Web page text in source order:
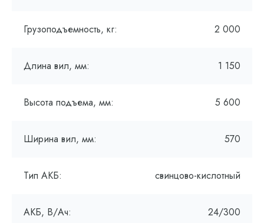
Грузоподъемность, кг: 2 000
Длина вил, мм: 1 150
Высота подъема, мм: 5 600
Ширина вил, мм: 570
Тип АКБ: свинцово-кислотный
АКБ, В/Ач: 24/300